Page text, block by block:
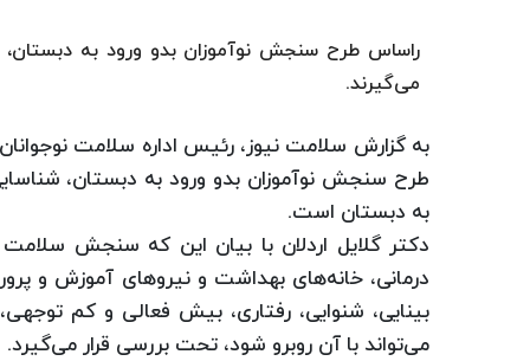
راساس طرح سنجش نوآموزان بدو ورود به
می‌گیرند.
به گزارش سلامت نیوز، رئیس اداره سلامت
طرح سنجش نوآموزان بدو ورود به دبستان،
به دبستان است.
دكتر گلایل اردلان با بیان این كه سنجش سلامت
درمانی، خانه‌های بهداشت و نیروهای آموزش و
بینایی، شنوایی، رفتاری، بیش فعالی و كم
می‌تواند با آن روبرو شود، تحت بررسی قرار می‌گیرد.